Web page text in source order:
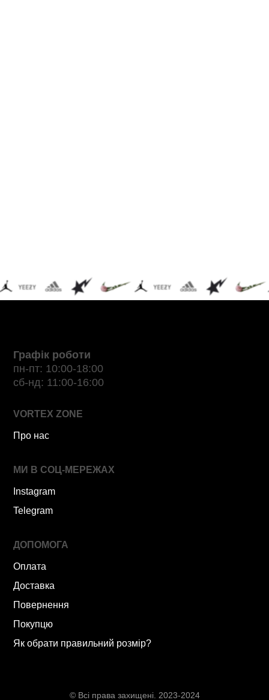
Графік роботи
пн-пт: 10:00-18:00
сб-нд: 11:00-16:00
VORTEX ZONE
Про нас
МИ В СОЦ-МЕРЕЖАХ
Instagram
Telegram
ДОПОМОГА
Оплата
Доставка
Повернення
Покупцю
Як обрати правильний розмір?
© Всі права захищені. 2023-2024